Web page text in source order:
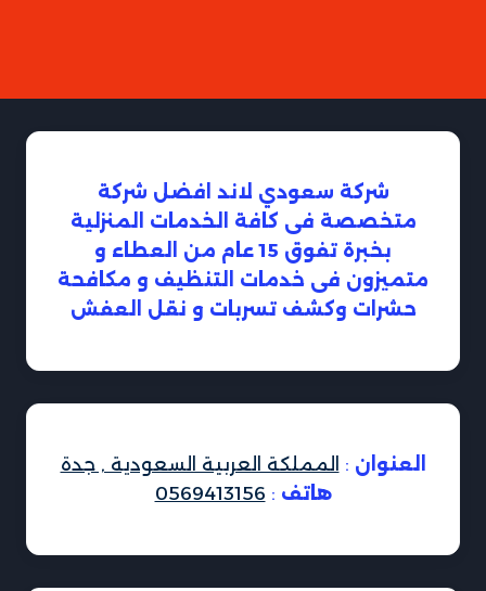
شركة سعودي لاند افضل شركة
متخصصة فى كافة الخدمات المنزلية
بخبرة تفوق 15 عام من العطاء و
متميزون فى خدمات التنظيف و مكافحة
حشرات وكشف تسربات و نقل العفش
العنوان : المملكة العربية السعودية , جدة
هاتف :
0569413156